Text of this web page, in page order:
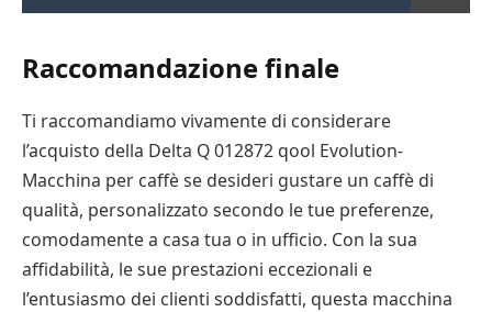
Raccomandazione finale
Ti raccomandiamo vivamente di considerare
l’acquisto della Delta Q 012872 qool Evolution-
Macchina per caffè se desideri gustare un caffè di
qualità, personalizzato secondo le tue preferenze,
comodamente a casa tua o in ufficio. Con la sua
affidabilità, le sue prestazioni eccezionali e
l’entusiasmo dei clienti soddisfatti, questa macchina